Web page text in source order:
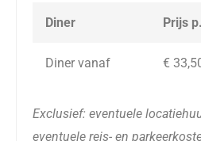
Diner Prijs
Diner vanaf €
Exclusief: eventuele
eventuele reis- en